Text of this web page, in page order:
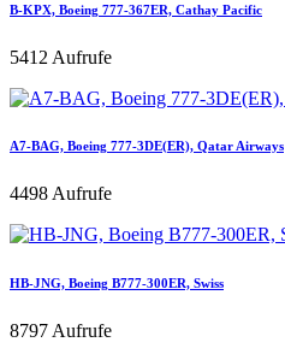
B-KPX, Boeing 777-367ER, Cathay Pacific
5412 Aufrufe
A7-BAG, Boeing 777-3DE(ER), Qatar Airways
4498 Aufrufe
HB-JNG, Boeing B777-300ER, Swiss
8797 Aufrufe